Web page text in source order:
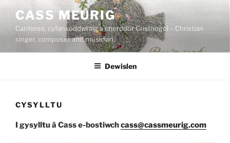
Mynd
cynnwys
CASS MEURIG
Cantores, cyfansoddwraig a cherddor Cristnogol – Christian
singer, composer and musician.
Dewislen
CYSYLLTU
I gysylltu â Cass e-bostiwchcass@cassmeurig.com